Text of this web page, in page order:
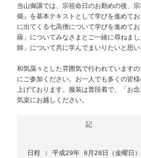
当山御講では、宗祖命日のお勤めの後、
偈』を基本テキストとして学びを進めて
に出てくる七高僧について学びを進めて
薩」についてみなさまとご一緒に尋ねま
師」について共に学んでまいりたいと思い
和気藹々とした雰囲気で行われています
にご参加ください。お一人でも多くの皆
上げております。服装は普段着で、「お
気楽にお越しください。
記
日程 : 平成29年 8月28日（金曜日